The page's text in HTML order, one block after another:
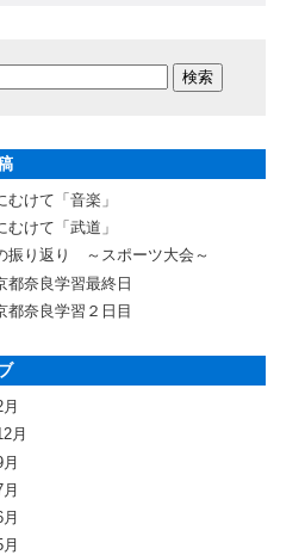
むけて「音楽」
むけて「武道」
振り返り ～スポーツ大会～
奈良学習最終日
奈良学習２日目
月